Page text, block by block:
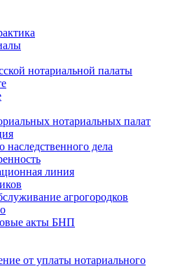
нотариальной палаты
нотариальных палат
наследственного дела
линия
агрогородков
акты БНП
от уплаты нотариального